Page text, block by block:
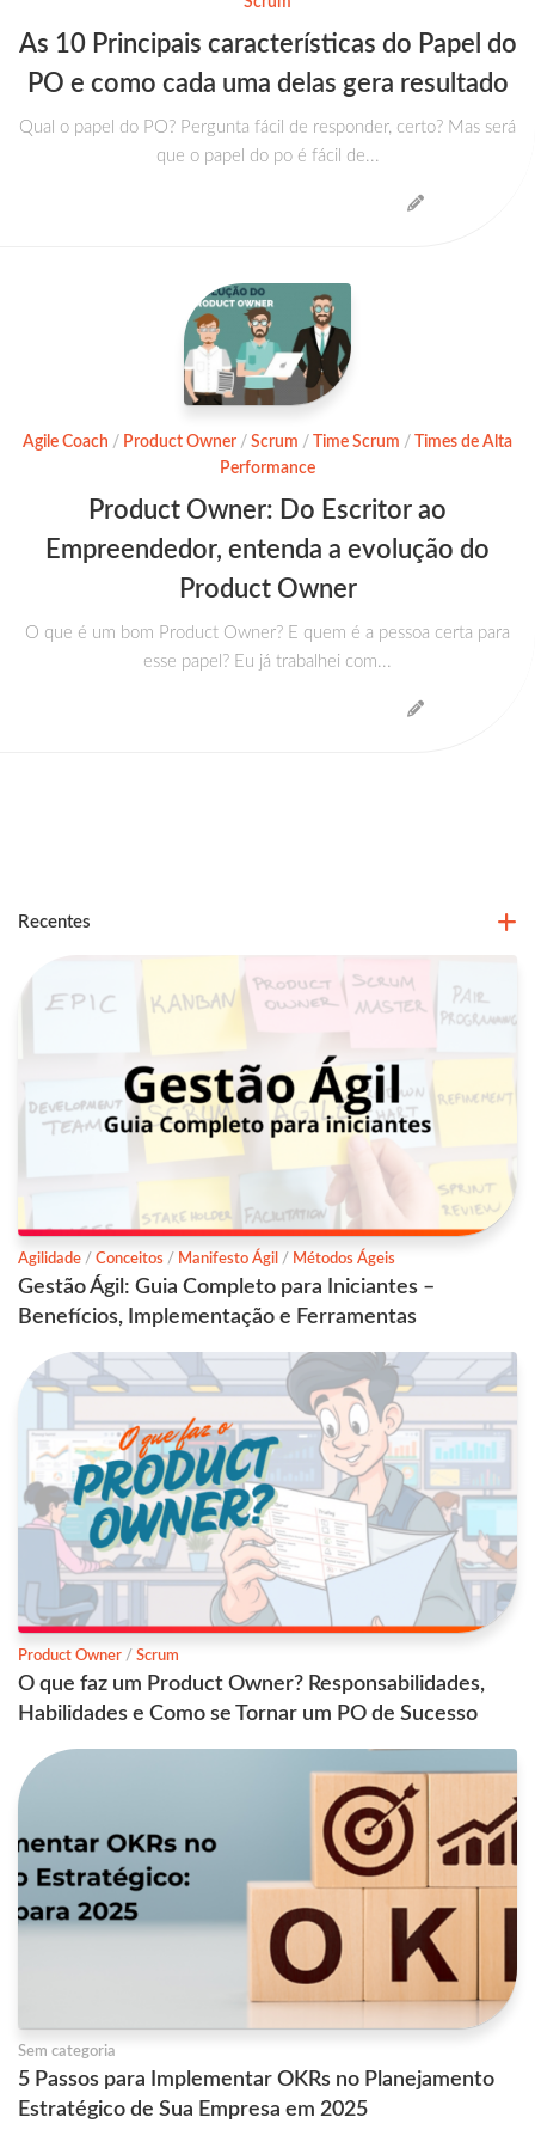
As 10 Principais características do Papel do
PO e como cada uma delas gera resultado
Qual o papel do PO? Pergunta fácil de responder, certo? Mas será
que o papel do po é fácil de...
Agile Coach / Product Owner / Scrum / Time Scrum /
Times de Alta
Performance
Product Owner: Do Escritor ao
Empreendedor, entenda a evolução do
Product Owner
O que é um bom Product Owner? E quem é a pessoa certa para
esse papel? Eu já trabalhei com...
Recentes
Agilidade / Conceitos / Manifesto Ágil / Métodos Ágeis
Gestão Ágil: Guia Completo para Iniciantes –
Benefícios, Implementação e Ferramentas
Product Owner / Scrum
O que faz um Product Owner? Responsabilidades,
Habilidades e Como se Tornar um PO de Sucesso
Sem categoria
5 Passos para Implementar OKRs no Planejamento
Estratégico de Sua Empresa em 2025